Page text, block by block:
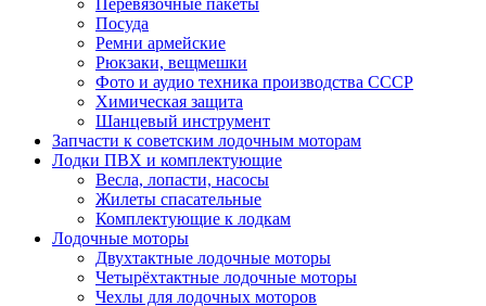
Перевязочные пакеты
Посуда
Ремни армейские
Рюкзаки, вещмешки
Фото и аудио техника производства СССР
Химическая защита
Шанцевый инструмент
Запчасти к советским лодочным моторам
Лодки ПВХ и комплектующие
Весла, лопасти, насосы
Жилеты спасательные
Комплектующие к лодкам
Лодочные моторы
Двухтактные лодочные моторы
Четырёхтактные лодочные моторы
Чехлы для лодочных моторов